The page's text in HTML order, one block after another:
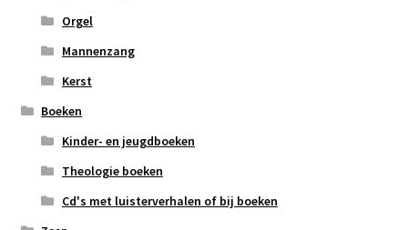
Orgel
Mannenzang
Kerst
Boeken
Kinder- en jeugdboeken
Theologie boeken
Cd's met luisterverhalen of bij boeken